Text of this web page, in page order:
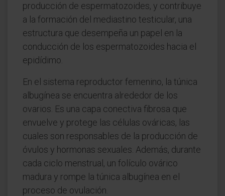
producción de espermatozoides, y contribuye
a la formación del mediastino testicular, una
estructura que desempeña un papel en la
conducción de los espermatozoides hacia el
epidídimo.
En el sistema reproductor femenino, la túnica
albugínea se encuentra alrededor de los
ovarios. Es una capa conectiva fibrosa que
envuelve y protege las células ováricas, las
cuales son responsables de la producción de
óvulos y hormonas sexuales. Además, durante
cada ciclo menstrual, un folículo ovárico
madura y rompe la túnica albugínea en el
proceso de ovulación.